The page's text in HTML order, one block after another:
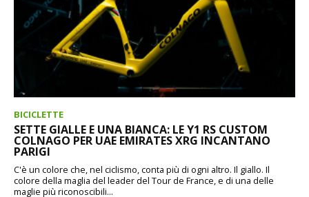
BICICLETTE
SETTE GIALLE E UNA BIANCA: LE Y1 RS CUSTOM
COLNAGO PER UAE EMIRATES XRG INCANTANO
PARIGI
C'è un colore che, nel ciclismo, conta più di ogni altro. Il giallo. Il
colore della maglia del leader del Tour de France, e di una delle
maglie più riconoscibili...